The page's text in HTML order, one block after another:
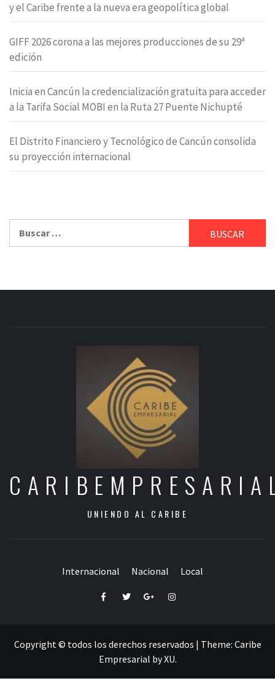
y el Caribe frente a la nueva era geopolítica global
GIFF 2026 corona a las mejores producciones de su 29ª
edición
Inicia en Cancún la credencialización gratuita para acceder
a la Tarifa Social MOBI en la Ruta 27 Puente Nichupté
El Distrito Financiero y Tecnológico de Cancún consolida
su proyección internacional
UNIENDO AL CARIBE
Internacional Nacional Local
FacebookTwitterGoogle+Instagram
Copyright © todos los derechos reservados | Theme: Caribe
Empresarial byXU.